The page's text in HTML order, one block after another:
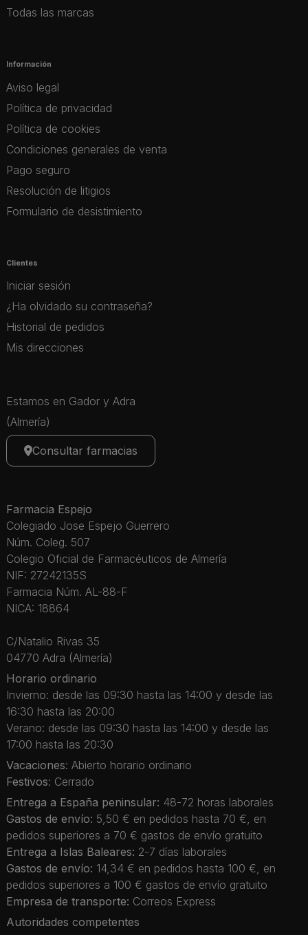
Todas las marcas
Información
Aviso legal
Política de privacidad
Política de cookies
Condiciones generales de venta
Pago seguro
Resolución de litigios
Formulario de desistimiento
Clientes
Iniciar sesión
¿Ha olvidado su contraseña?
Historial de pedidos
Mis direcciones
Estamos en Gador y Adra
(Almería)
Consultar farmacias
Farmacia Espejo
Colegiado Jose Espejo Guerrero
Núm. Coleg. 507
Colegio Oficial de Farmacéuticos de Almería
NIF: 27242135S
Farmacia Núm. AL-88-F
NICA: 18864
C/Natalio Rivas 35
04770 Adra (Almería)
Horario ordinario
Invierno: desde las 09:30 hasta las 14:00 y desde las
16:30 hasta las 20:00
Verano: desde las 09:30 hasta las 14:00 y desde las
17:00 hasta las 20:30
Vacaciones: Abierto horario ordinario
Festivos: Cerrado
Entrega a España peninsular: 48-72 horas laborales
Gastos de envío: 5,50 € en pedidos hasta 70 €, en
pedidos superiores a 70 € gastos de envío gratuito
Entrega a Islas Baleares: 2-7 días laborales
Gastos de envío: 14,34 € en pedidos hasta 100 €, en
pedidos superiores a 100 € gastos de envío gratuito
Empresa de transporte: Correos Express
Autoridades competentes